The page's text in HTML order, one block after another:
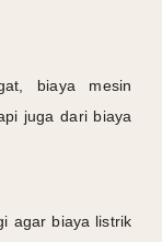
biaya mesin
juga dari biaya
agar biaya listrik